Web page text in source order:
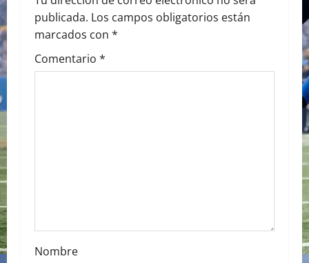
g
a
publicada. Los campos obligatorios están
marcados con *
Comentario *
Nombre